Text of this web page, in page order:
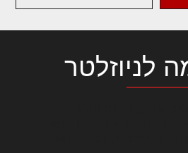
לניוזלטר